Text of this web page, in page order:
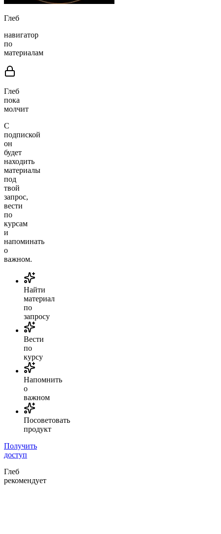
Глеб
навигатор
по
материалам
Глеб
пока
молчит
С
подпиской
он
будет
находить
материалы
под
твой
запрос,
вести
по
курсам
и
напоминать
о
важном.
Найти
материал
по
запросу
Вести
по
курсу
Напомнить
о
важном
Посоветовать
продукт
Получить
доступ
Глеб
рекомендует